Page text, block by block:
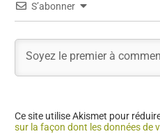
S’abonner
Ce site utilise Akismet pour
sur la façon dont les données de